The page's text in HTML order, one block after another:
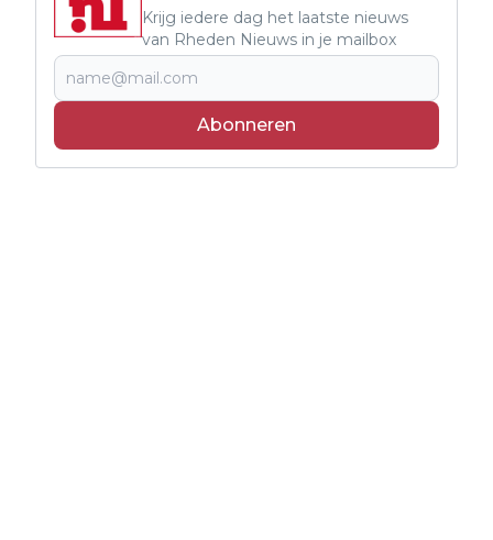
Krijg iedere dag het laatste nieuws
van Rheden Nieuws in je mailbox
Abonneren